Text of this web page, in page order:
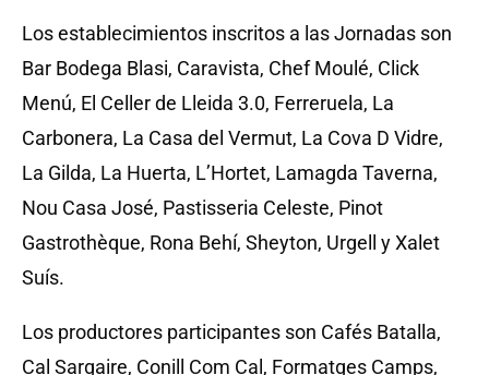
Los establecimientos inscritos a las Jornadas son
Bar Bodega Blasi, Caravista, Chef Moulé, Click
Menú, El Celler de Lleida 3.0, Ferreruela, La
Carbonera, La Casa del Vermut, La Cova D Vidre,
La Gilda, La Huerta, L’Hortet, Lamagda Taverna,
Nou Casa José, Pastisseria Celeste, Pinot
Gastrothèque, Rona Behí, Sheyton, Urgell y Xalet
Suís.
Los productores participantes son Cafés Batalla,
Cal Sargaire, Conill Com Cal, Formatges Camps,